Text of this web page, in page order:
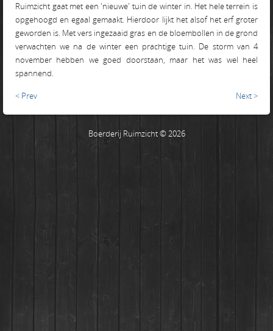
Ruimzicht gaat met een 'nieuwe' tuin de winter in. Het hele terrein is
opgehoogd en egaal gemaakt. Hierdoor lijkt het alsof het erf groter
geworden is. Met vers ingezaaid gras en de bloembollen in de grond
verwachten we na de winter een prachtige tuin. De storm van 4
november hebben we goed doorstaan, maar het was wel heel
spannend.
< Prev Next >
Boerderij Ruimzicht © 2026